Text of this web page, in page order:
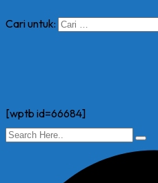
Cari untuk:
[wptb id=66684]